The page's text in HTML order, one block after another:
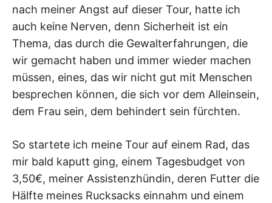
nach meiner Angst auf dieser Tour, hatte ich
auch keine Nerven, denn Sicherheit ist ein
Thema, das durch die Gewalterfahrungen, die
wir gemacht haben und immer wieder machen
müssen, eines, das wir nicht gut mit Menschen
besprechen können, die sich vor dem Alleinsein,
dem Frau sein, dem behindert sein fürchten.
So startete ich meine Tour auf einem Rad, das
mir bald kaputt ging, einem Tagesbudget von
3,50€, meiner Assistenzhündin, deren Futter die
Hälfte meines Rucksacks einnahm und einem